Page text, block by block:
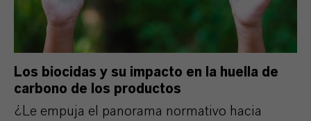
Los biocidas y su impacto en la huella de
carbono de los productos
¿Le empuja el panorama normativo hacia